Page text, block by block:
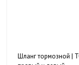
Шланг тормозной |